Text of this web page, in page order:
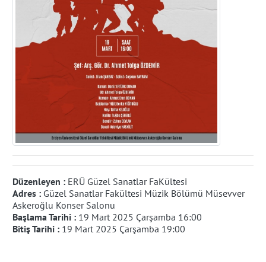
Düzenleyen : ERÜ Güzel Sanatlar FaKültesi
Adres : Güzel Sanatlar Fakültesi Müzik Bölümü Müsevver
Askeroğlu Konser Salonu
Başlama Tarihi : 19 Mart 2025 Çarşamba 16:00
Bitiş Tarihi : 19 Mart 2025 Çarşamba 19:00